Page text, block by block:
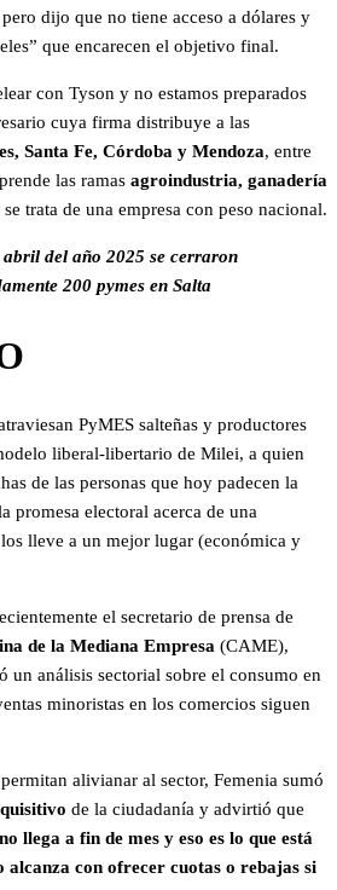
dijo que no tiene acceso a dólares y
que encarecen el objetivo final.
con Tyson y no estamos preparados
cuya firma distribuye a las
Santa Fe, Córdoba y Mendoza, entre
las ramas agroindustria, ganadería
se trata de una empresa con peso nacional.
del año 2025 se cerraron
200 pymes en Salta
PyMES salteñas y productores
liberal-libertario de Milei, a quien
de las personas que hoy padecen la
promesa electoral acerca de una
lleve a un mejor lugar (económica y
el secretario de prensa de
de la Mediana Empresa (CAME),
un análisis sectorial sobre el consumo en
minoristas en los comercios siguen
alivianar al sector, Femenia sumó
de la ciudadanía y advirtió que
llega a fin de mes y eso es lo que está
alcanza con ofrecer cuotas o rebajas si